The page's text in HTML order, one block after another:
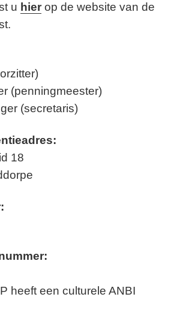
u hier op de website van de
(penningmeester)
(secretaris)
18
heeft een culturele ANBI